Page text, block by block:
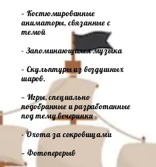
– Костюмированные
аниматоры, связанные с
темой
- Запоминающаяся музыка
– Скульптуры из воздушных
шаров.
— Игры, специально
подобранные и разработанные
под тему вечеринки
- Охота за сокровищами
— Фотоперерыв